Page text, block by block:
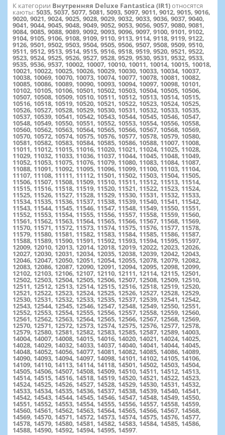
К категории Внутренняя Deluxe Fantastica (IR1)относятся
каюты:5035, 5037, 5077, 5081, 5093, 5097, 9011, 9012, 9015, 9016,
9020, 9021, 9024, 9025, 9028, 9029, 9032, 9033, 9036, 9037, 9040,
9041, 9044, 9045, 9048, 9049, 9052, 9053, 9056, 9057, 9080, 9081,
9084, 9085, 9088, 9089, 9092, 9093, 9096, 9097, 9100, 9101, 9102,
9104, 9105, 9106, 9108, 9109, 9110, 9113, 9114, 9118, 9119, 9122,
9126, 9501, 9502, 9503, 9504, 9505, 9506, 9507, 9508, 9509, 9510,
9511, 9512, 9513, 9514, 9515, 9516, 9518, 9519, 9520, 9521, 9522,
9523, 9524, 9525, 9526, 9527, 9528, 9529, 9530, 9531, 9532, 9533,
9535, 9536, 9537, 10002, 10007, 10010, 10011, 10014, 10015, 10018,
10021, 10022, 10025, 10026, 10029, 10030, 10033, 10034, 10037,
10038, 10069, 10070, 10073, 10074, 10077, 10078, 10081, 10082,
10085, 10086, 10089, 10090, 10093, 10094, 10097, 10098, 10101,
10102, 10105, 10106, 10501, 10502, 10503, 10504, 10505, 10506,
10507, 10508, 10509, 10510, 10511, 10512, 10513, 10514, 10515,
10516, 10518, 10519, 10520, 10521, 10522, 10523, 10524, 10525,
10526, 10527, 10528, 10529, 10530, 10531, 10532, 10533, 10535,
10537, 10539, 10541, 10542, 10543, 10544, 10545, 10546, 10547,
10548, 10549, 10550, 10551, 10552, 10553, 10554, 10556, 10558,
10560, 10562, 10563, 10564, 10565, 10566, 10567, 10568, 10569,
10570, 10572, 10574, 10575, 10576, 10577, 10578, 10579, 10580,
10581, 10582, 10583, 10584, 10585, 10586, 10588, 11007, 11008,
11011, 11012, 11015, 11016, 11020, 11021, 11024, 11025, 11028,
11029, 11032, 11033, 11036, 11037, 11044, 11045, 11048, 11049,
11052, 11053, 11075, 11076, 11079, 11080, 11083, 11084, 11087,
11088, 11091, 11092, 11095, 11096, 11099, 11100, 11103, 11104,
11107, 11108, 11111, 11112, 11501, 11502, 11503, 11504, 11505,
11506, 11507, 11508, 11509, 11510, 11511, 11512, 11513, 11514,
11515, 11516, 11518, 11519, 11520, 11521, 11522, 11523, 11524,
11525, 11526, 11527, 11528, 11529, 11530, 11531, 11532, 11533,
11534, 11535, 11536, 11537, 11538, 11539, 11540, 11541, 11542,
11543, 11544, 11545, 11546, 11547, 11548, 11549, 11550, 11551,
11552, 11553, 11554, 11555, 11556, 11557, 11558, 11559, 11560,
11561, 11562, 11563, 11564, 11565, 11566, 11567, 11568, 11569,
11570, 11571, 11572, 11573, 11574, 11575, 11576, 11577, 11578,
11579, 11580, 11581, 11582, 11583, 11584, 11585, 11586, 11587,
11588, 11589, 11590, 11591, 11592, 11593, 11594, 11595, 11597,
12009, 12010, 12013, 12014, 12018, 12019, 12022, 12023, 12026,
12027, 12030, 12031, 12034, 12035, 12038, 12039, 12042, 12043,
12046, 12047, 12050, 12051, 12054, 12055, 12078, 12079, 12082,
12083, 12086, 12087, 12090, 12091, 12094, 12095, 12098, 12099,
12102, 12103, 12106, 12107, 12110, 12111, 12114, 12115, 12501,
12502, 12503, 12504, 12505, 12506, 12507, 12508, 12509, 12510,
12511, 12512, 12513, 12514, 12515, 12516, 12518, 12519, 12520,
12521, 12522, 12523, 12524, 12525, 12526, 12527, 12528, 12529,
12530, 12531, 12532, 12533, 12535, 12537, 12539, 12541, 12542,
12543, 12544, 12545, 12546, 12547, 12548, 12549, 12550, 12551,
12552, 12553, 12554, 12555, 12556, 12557, 12558, 12559, 12560,
12561, 12562, 12563, 12564, 12565, 12566, 12567, 12568, 12569,
12570, 12571, 12572, 12573, 12574, 12575, 12576, 12577, 12578,
12579, 12580, 12581, 12582, 12583, 12585, 12587, 12589, 14003,
14004, 14007, 14008, 14015, 14016, 14020, 14021, 14024, 14025,
14028, 14029, 14032, 14033, 14037, 14040, 14041, 14044, 14045,
14048, 14052, 14056, 14077, 14081, 14082, 14085, 14086, 14089,
14090, 14093, 14094, 14097, 14098, 14101, 14102, 14105, 14106,
14109, 14110, 14113, 14114, 14118, 14501, 14502, 14503, 14504,
14505, 14506, 14507, 14508, 14509, 14510, 14511, 14512, 14513,
14514, 14515, 14516, 14518, 14519, 14520, 14521, 14522, 14523,
14524, 14525, 14526, 14527, 14528, 14529, 14530, 14531, 14532,
14533, 14534, 14535, 14536, 14537, 14538, 14539, 14540, 14541,
14542, 14543, 14544, 14545, 14546, 14547, 14548, 14549, 14550,
14551, 14552, 14553, 14554, 14555, 14556, 14557, 14558, 14559,
14560, 14561, 14562, 14563, 14564, 14565, 14566, 14567, 14568,
14569, 14570, 14571, 14572, 14573, 14574, 14575, 14576, 14577,
14578, 14579, 14580, 14581, 14582, 14583, 14584, 14585, 14586,
14588, 14590, 14592, 14594, 14595, 14597.